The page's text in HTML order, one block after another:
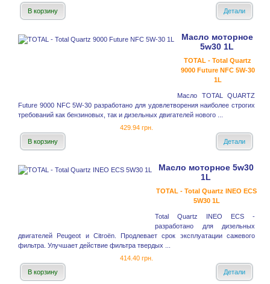
В корзину Детали
Масло моторное
5w30 1L
TOTAL - Total Quartz
9000 Future NFC 5W-30
1L
Масло TOTAL QUARTZ
Future 9000 NFC 5W-30 разработано для удовлетворения наиболее строгих
требований как бензиновых, так и дизельных двигателей нового ...
429.94 грн.
В корзину
Детали
Масло моторное 5w30
1L
TOTAL - Total Quartz INEO ECS
5W30 1L
Total Quartz INEO ECS -
разработано для дизельных
двигателей Peugeot и Citroёn. Продлевает срок эксплуатации сажевого
фильтра. Улучшает действие фильтра твердых ...
414.40 грн.
В корзину
Детали